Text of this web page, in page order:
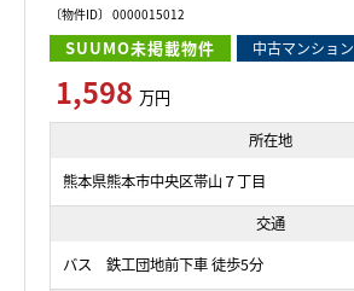
〔物件ID〕 0000015012
SUUMO未掲載物件 中古マンション
1,598 万円
所在地
熊本県熊本市中央区帯山７丁目
交通
バス 鉄工団地前下車 徒歩5分